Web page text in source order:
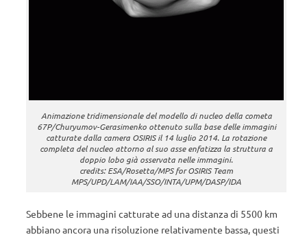
Animazione tridimensionale del modello di nucleo della cometa
67P/Churyumov-Gerasimenko ottenuto sulla base delle immagini
catturate dalla camera OSIRIS il 14 luglio 2014. La rotazione
completa del nucleo attorno al suo asse enfatizza la struttura a
doppio lobo già osservata nelle immagini.
credits: ESA/Rosetta/MPS for OSIRIS Team
MPS/UPD/LAM/IAA/SSO/INTA/UPM/DASP/IDA
Sebbene le immagini catturate ad una distanza di 5500 km
abbiano ancora una risoluzione relativamente bassa, questi